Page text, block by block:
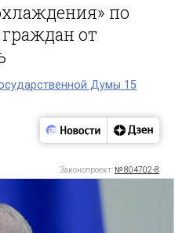
по
от
Думы 15
Законопроект: № 804702-8